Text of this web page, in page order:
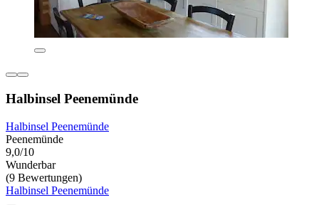
Halbinsel Peenemünde
Halbinsel Peenemünde
Peenemünde
9,0/10
Wunderbar
(9 Bewertungen)
Halbinsel Peenemünde